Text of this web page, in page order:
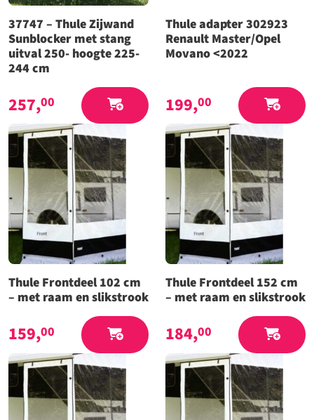
37747 – Thule Zijwand
Sunblocker met stang
uitval 250- hoogte 225-
244 cm
257,00
Thule adapter 302923
Renault Master/Opel
Movano <2022
199,00
Thule Frontdeel 102 cm
– met raam en slikstrook
159,00
Thule Frontdeel 152 cm
– met raam en slikstrook
184,00